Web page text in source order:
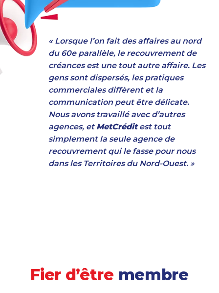
« Lorsque l’on fait des affaires au nord
du 60e parallèle, le recouvrement de
créances est une tout autre affaire. Les
gens sont dispersés, les pratiques
commerciales diffèrent et la
communication peut être délicate.
Nous avons travaillé avec d’autres
agences, et MetCréditest tout
simplement la seule agence de
recouvrement qui le fasse pour nous
dans les Territoires du Nord-Ouest. »
Fier d’êtremembre